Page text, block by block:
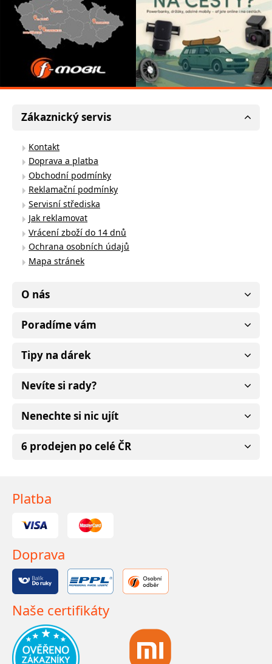
Zákaznický servis
Kontakt
Doprava a platba
Obchodní podmínky
Reklamační podmínky
Servisní střediska
Jak reklamovat
Vrácení zboží do 14 dnů
Ochrana osobních údajů
Mapa stránek
O nás
Poradíme vám
Tipy na dárek
Nevíte si rady?
Nenechte si nic ujít
6 prodejen po celé ČR
Platba
Doprava
Naše certifikáty